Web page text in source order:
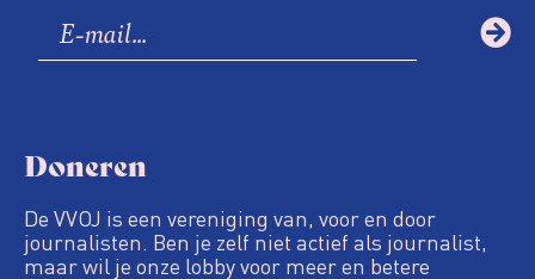
Doneren
De VVOJ is een vereniging van, voor en door
journalisten. Ben je zelf niet actief als journalist,
maar wil je onze lobby voor meer en betere